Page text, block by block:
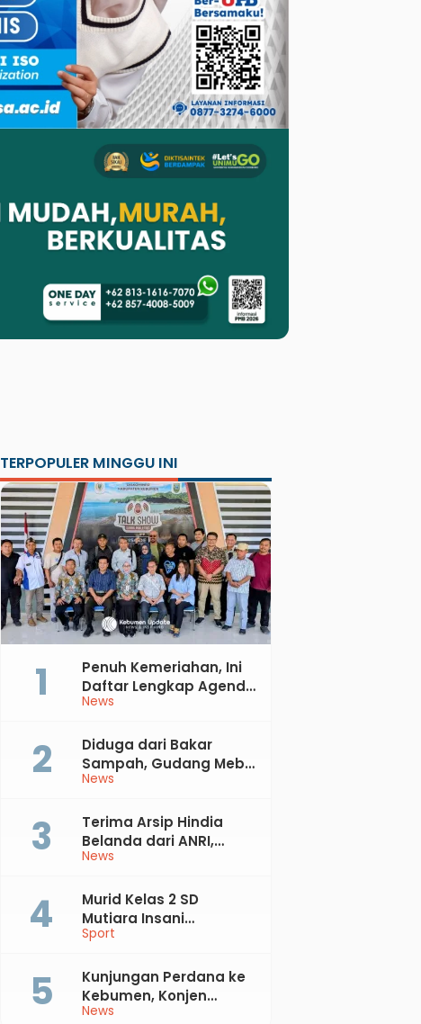
TERPOPULER MINGGU INI
News
Penuh Kemeriahan, Ini
Daftar Lengkap Agenda
Peringatan HUT ke-81 RI
Kabupaten Kebumen
News
Diduga dari Bakar
Sampah, Gudang Mebel
di Petanahan Hangus
News
Terima Arsip Hindia
Belanda dari ANRI,
Pemkab Kebumen
Sejarah, Geopark, dan
Literasi Pertanian
Sport
Murid Kelas 2 SD
Mutiara Insani
Muhammadiyah
dan Perak di Kejurda
Tapak Suci Kebumen
2026
News
Kunjungan Perdana ke
Kebumen, Konjen
Australia Temui Bupati